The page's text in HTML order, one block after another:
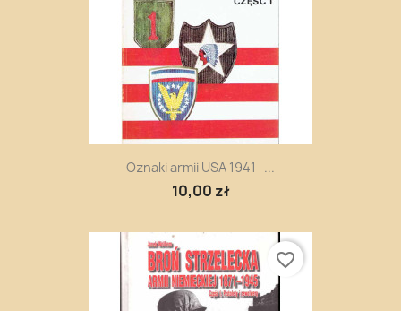
Oznaki armii USA 1941 -...
10,00 zł
favorite_border